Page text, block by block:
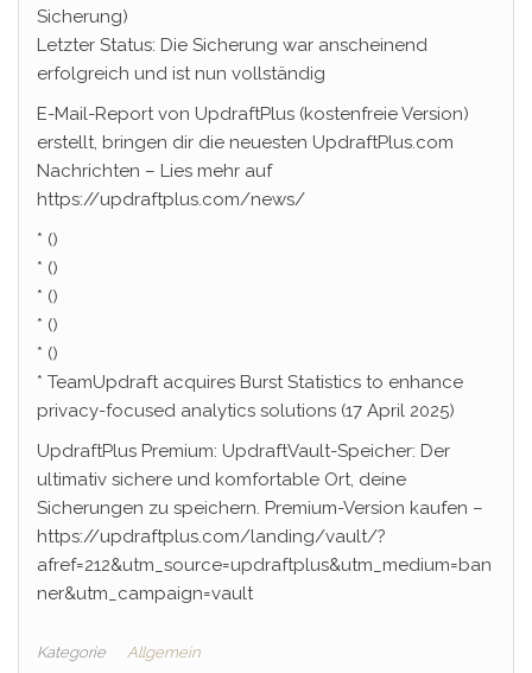
Sicherung)
Letzter Status: Die Sicherung war anscheinend
erfolgreich und ist nun vollständig
E-Mail-Report von UpdraftPlus (kostenfreie Version)
erstellt, bringen dir die neuesten UpdraftPlus.com
Nachrichten – Lies mehr auf
https://updraftplus.com/news/
* ()
* ()
* ()
* ()
* ()
* TeamUpdraft acquires Burst Statistics to enhance
privacy-focused analytics solutions (17 April 2025)
UpdraftPlus Premium: UpdraftVault-Speicher: Der
ultimativ sichere und komfortable Ort, deine
Sicherungen zu speichern. Premium-Version kaufen –
https://updraftplus.com/landing/vault/?
afref=212&utm_source=updraftplus&utm_medium=ban
ner&utm_campaign=vault
Kategorie Allgemein